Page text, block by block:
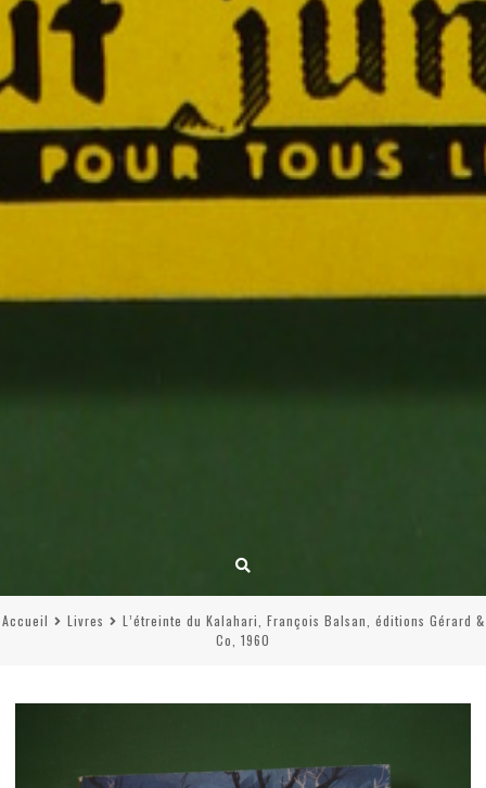
Accueil Livres
L’étreinte du Kalahari, François Balsan, éditions Gérard &
Co, 1960